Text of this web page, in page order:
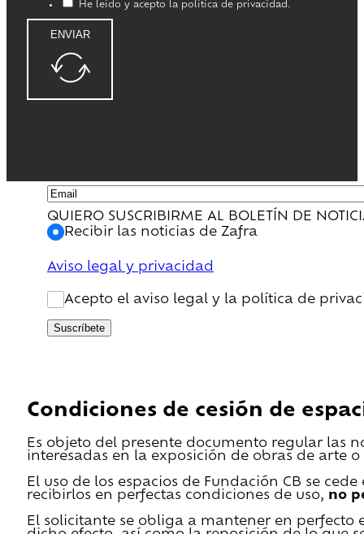
He leido y acepto la política de privacidad.
ENVIAR
QUIERO SUSCRIBIRME AL BOLETÍN DE
Recibir las noticias de Zafra
Aviso legal y privacidad
Acepto el aviso legal y la política de
Suscríbete
Condiciones de cesión de
Es objeto del presente documento regular las
interesadas en la exposición de obras de arte
El uso de los espacios de Fundación CB se
recibirlos en perfectas condiciones de uso, no
El solicitante se obliga a mantener en perfecto